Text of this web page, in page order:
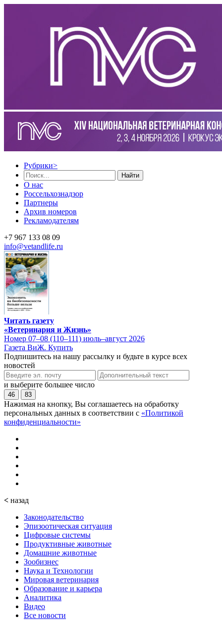
Рубрики>
Найти
О нас
Россельхознадзор
Партнеры
Архив номеров
Рекламодателям
+7 967 133 08 09
info@vetandlife.ru
Читать газету
«Ветеринария и Жизнь»
Номер 07–08 (110–111) июль–август 2026
Газета ВиЖ. Купить
Подпишитесь на нашу рассылку и будьте в курсе всех
новостей
и выберите большее число
46 83
Нажимая на кнопку, Вы соглашаетесь на обработку
персональных данных в соответствии с «Политикой
конфиденциальности»
< назад
Законодательство
Эпизоотическая ситуация
Цифровые системы
Продуктивные животные
Домашние животные
Зообизнес
Наука и Технологии
Мировая ветеринария
Образование и карьера
Аналитика
Видео
Все новости